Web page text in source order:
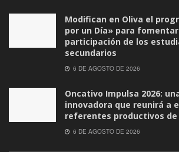
Modifican en Oliva el
por un Día» para
participación de los
secundarios
6 DE AGOSTO DE 2026
Oncativo Impulsa 2026:
innovadora que reunirá a
referentes productivos
6 DE AGOSTO DE 2026